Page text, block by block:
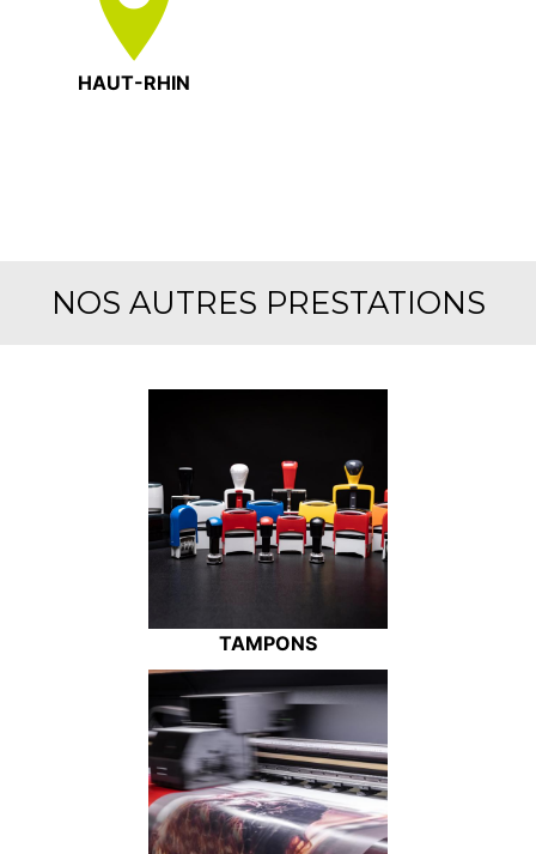
HAUT-RHIN
NOS AUTRES PRESTATIONS
TAMPONS